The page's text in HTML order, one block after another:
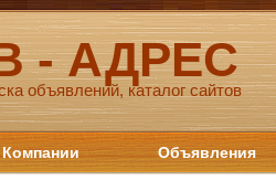
- АДРЕС
объявлений, каталог сайтов
Компании Объявления